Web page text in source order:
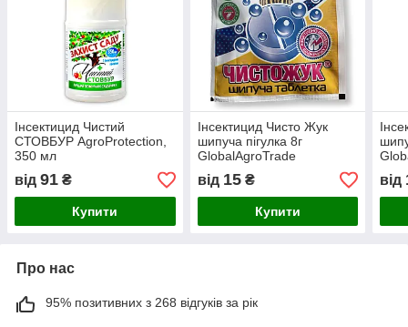
Інсектицид Чистий
СТОВБУР AgroProtection,
350 мл
від 91 ₴
Купити
Інсектицид Чисто Жук
шипуча пігулка 8г
GlobalAgroTrade
від 15₴
Купити
від
Про нас
95% позитивних з 268 відгуків за рік